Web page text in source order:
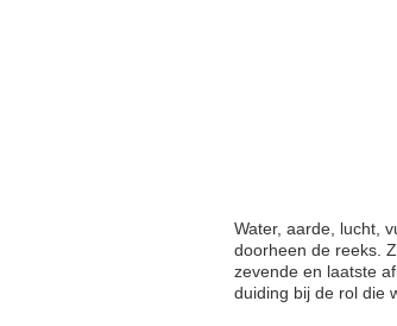
Water, aarde, lucht,
doorheen de reeks.
zevende en laatste
duiding bij de rol die